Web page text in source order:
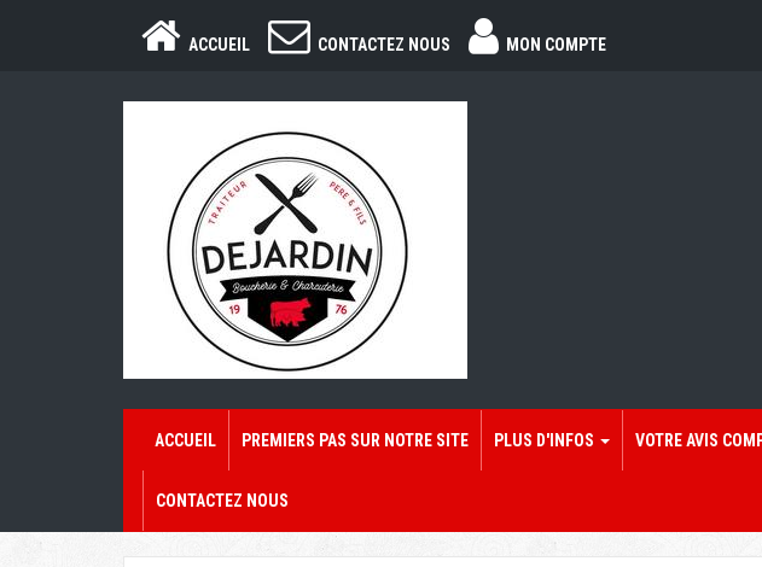
ACCUEIL CONTACTEZ NOUS MON COMPTE
ACCUEIL PREMIERS PAS SUR NOTRE SITE PLUS D'INFOS VOTRE AVIS
CONTACTEZ NOUS